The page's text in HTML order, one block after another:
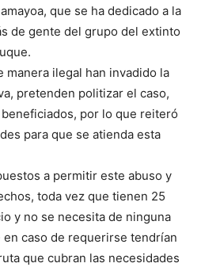
que se ha dedicado a la
de gente del grupo del extinto
manera ilegal han invadido la
pretenden politizar el caso,
por lo que reiteró
para que se atienda esta
a permitir este abuso y
toda vez que tienen 25
y no se necesita de ninguna
caso de requerirse tendrían
que cubran las necesidades